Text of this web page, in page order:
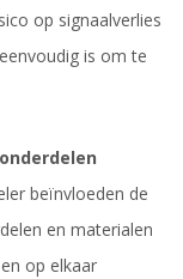
op signaalverlies
is om te
beïnvloeden de
en materialen
op elkaar